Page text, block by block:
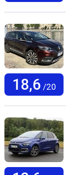
18,6 /20